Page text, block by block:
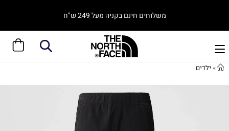
משלוחים חינם בקניה מעל 249 ש"ח
» ילדים